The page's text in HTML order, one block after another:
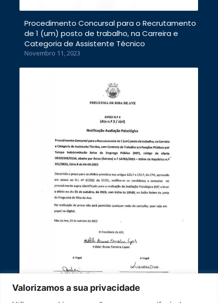
Valorizamos a sua privacidade
Procedimento Concursal para o Recrutamento
de 1 (um) posto de trabalho, na Carreira e
Categoria de Assistente Técnico
Novembro 11, 2023